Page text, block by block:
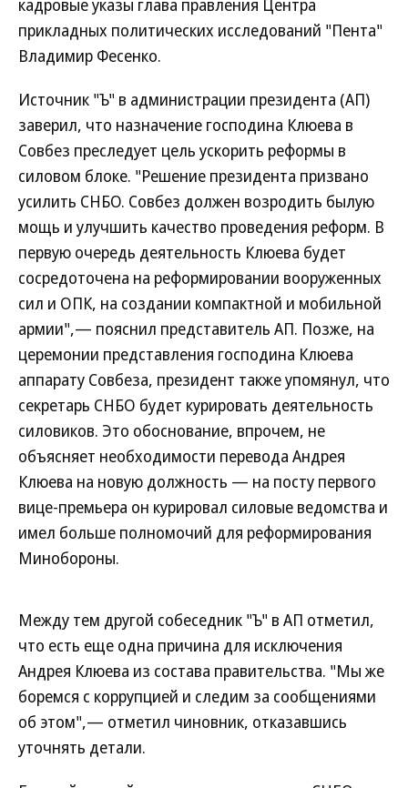
кадровые указы глава правления Центра
прикладных политических исследований "Пента"
Владимир Фесенко.
Источник "Ъ" в администрации президента (АП)
заверил, что назначение господина Клюева в
Совбез преследует цель ускорить реформы в
силовом блоке. "Решение президента призвано
усилить СНБО. Совбез должен возродить былую
мощь и улучшить качество проведения реформ. В
первую очередь деятельность Клюева будет
сосредоточена на реформировании вооруженных
сил и ОПК, на создании компактной и мобильной
армии",— пояснил представитель АП. Позже, на
церемонии представления господина Клюева
аппарату Совбеза, президент также упомянул, что
секретарь СНБО будет курировать деятельность
силовиков. Это обоснование, впрочем, не
объясняет необходимости перевода Андрея
Клюева на новую должность — на посту первого
вице-премьера он курировал силовые ведомства и
имел больше полномочий для реформирования
Минобороны.
Между тем другой собеседник "Ъ" в АП отметил,
что есть еще одна причина для исключения
Андрея Клюева из состава правительства. "Мы же
боремся с коррупцией и следим за сообщениями
об этом",— отметил чиновник, отказавшись
уточнять детали.